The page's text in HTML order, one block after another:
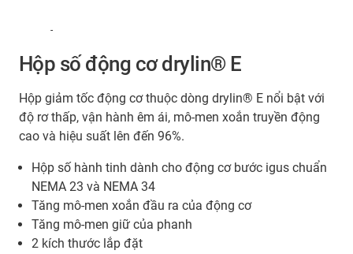
Hộp số động cơ drylin® E
Hộp giảm tốc động cơ thuộc dòng drylin® E nổi bật với
độ rơ thấp, vận hành êm ái, mô-men xoắn truyền động
cao và hiệu suất lên đến 96%.
Hộp số hành tinh dành cho động cơ bước igus chuẩn
NEMA 23 và NEMA 34
Tăng mô-men xoắn đầu ra của động cơ
Tăng mô-men giữ của phanh
2 kích thước lắp đặt
-